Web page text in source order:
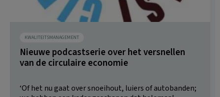
KWALITEITSMANAGEMENT
Nieuwe podcastserie over het versnellen
van de circulaire economie
‘Of het nu gaat over snoeihout, luiers of autobanden;